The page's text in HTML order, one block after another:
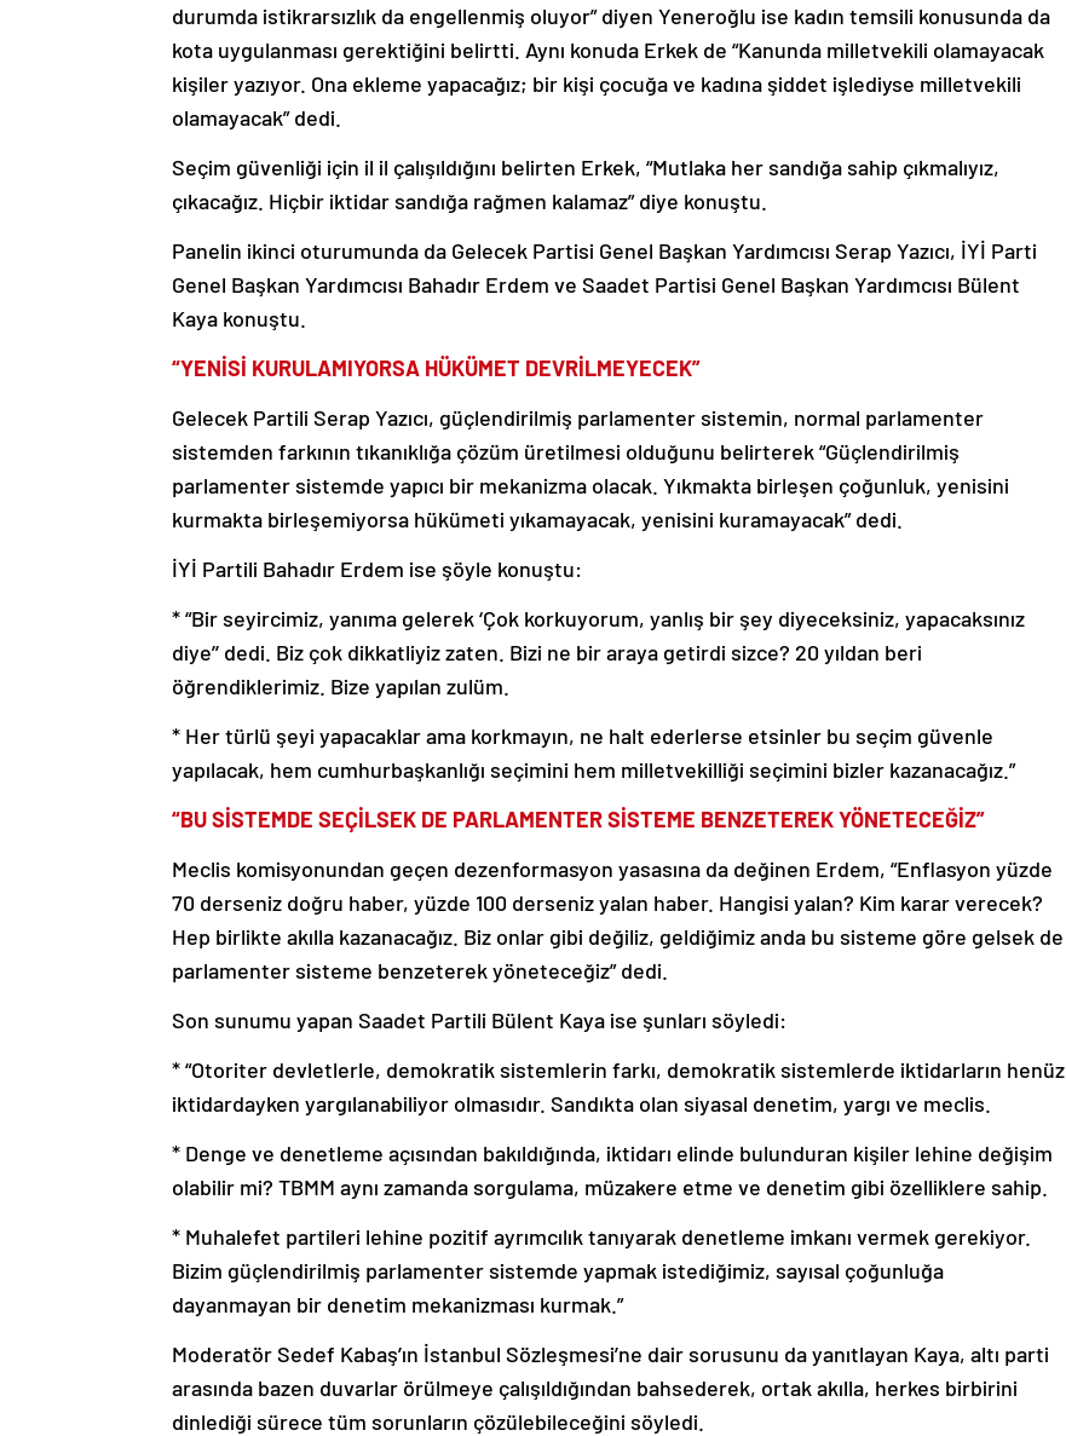
durumda istikrarsızlık da engellenmiş oluyor” diyen Yeneroğlu ise kadın temsili konusunda da
kota uygulanması gerektiğini belirtti. Aynı konuda Erkek de “Kanunda milletvekili olamayacak
kişiler yazıyor. Ona ekleme yapacağız; bir kişi çocuğa ve kadına şiddet işlediyse milletvekili
olamayacak” dedi.
Seçim güvenliği için il il çalışıldığını belirten Erkek, “Mutlaka her sandığa sahip çıkmalıyız,
çıkacağız. Hiçbir iktidar sandığa rağmen kalamaz” diye konuştu.
Panelin ikinci oturumunda da Gelecek Partisi Genel Başkan Yardımcısı Serap Yazıcı, İYİ Parti
Genel Başkan Yardımcısı Bahadır Erdem ve Saadet Partisi Genel Başkan Yardımcısı Bülent
Kaya konuştu.
“YENİSİ KURULAMIYORSA HÜKÜMET DEVRİLMEYECEK”
Gelecek Partili Serap Yazıcı, güçlendirilmiş parlamenter sistemin, normal parlamenter
sistemden farkının tıkanıklığa çözüm üretilmesi olduğunu belirterek “Güçlendirilmiş
parlamenter sistemde yapıcı bir mekanizma olacak. Yıkmakta birleşen çoğunluk, yenisini
kurmakta birleşemiyorsa hükümeti yıkamayacak, yenisini kuramayacak” dedi.
İYİ Partili Bahadır Erdem ise şöyle konuştu:
* “Bir seyircimiz, yanıma gelerek ‘Çok korkuyorum, yanlış bir şey diyeceksiniz, yapacaksınız
diye’’ dedi. Biz çok dikkatliyiz zaten. Bizi ne bir araya getirdi sizce? 20 yıldan beri
öğrendiklerimiz. Bize yapılan zulüm.
* Her türlü şeyi yapacaklar ama korkmayın, ne halt ederlerse etsinler bu seçim güvenle
yapılacak, hem cumhurbaşkanlığı seçimini hem milletvekilliği seçimini bizler kazanacağız.”
“BU SİSTEMDE SEÇİLSEK DE PARLAMENTER SİSTEME BENZETEREK YÖNETECEĞİZ”
Meclis komisyonundan geçen dezenformasyon yasasına da değinen Erdem, “Enflasyon yüzde
70 derseniz doğru haber, yüzde 100 derseniz yalan haber. Hangisi yalan? Kim karar verecek?
Hep birlikte akılla kazanacağız. Biz onlar gibi değiliz, geldiğimiz anda bu sisteme göre gelsek de
parlamenter sisteme benzeterek yöneteceğiz” dedi.
Son sunumu yapan Saadet Partili Bülent Kaya ise şunları söyledi:
* “Otoriter devletlerle, demokratik sistemlerin farkı, demokratik sistemlerde iktidarların henüz
iktidardayken yargılanabiliyor olmasıdır. Sandıkta olan siyasal denetim, yargı ve meclis.
* Denge ve denetleme açısından bakıldığında, iktidarı elinde bulunduran kişiler lehine değişim
olabilir mi? TBMM aynı zamanda sorgulama, müzakere etme ve denetim gibi özelliklere sahip.
* Muhalefet partileri lehine pozitif ayrımcılık tanıyarak denetleme imkanı vermek gerekiyor.
Bizim güçlendirilmiş parlamenter sistemde yapmak istediğimiz, sayısal çoğunluğa
dayanmayan bir denetim mekanizması kurmak.”
Moderatör Sedef Kabaş’ın İstanbul Sözleşmesi’ne dair sorusunu da yanıtlayan Kaya, altı parti
arasında bazen duvarlar örülmeye çalışıldığından bahsederek, ortak akılla, herkes birbirini
dinlediği sürece tüm sorunların çözülebileceğini söyledi.